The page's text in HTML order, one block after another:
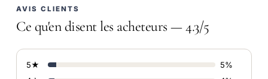
AVIS CLIENTS
Ce qu'en disent les acheteurs — 4.3/5
5★
5%